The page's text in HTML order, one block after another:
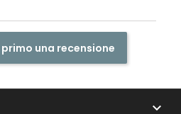
una recensione
